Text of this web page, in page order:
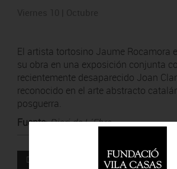
El artista tortosino Jaume Rocamora
su obra en una exposición conjunta
recientemente desaparecido Joan
reconocido en el arte abstracto
posguerra.
Fuente:Diari de L´Ebre
DESCARGAR Documento